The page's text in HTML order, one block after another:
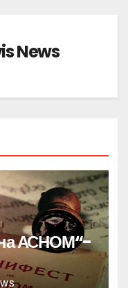
News
на АСНОМ“-